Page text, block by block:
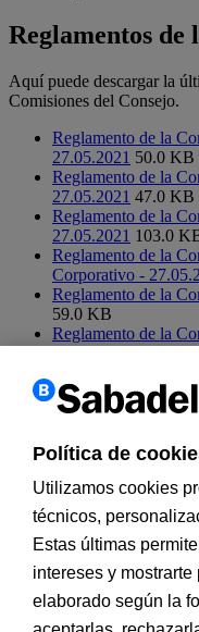
Reglamentos de
Aquí puede descargar la
Comisiones del Consejo.
Reglamento de la
27.05.2021 50.0 KB
Reglamento de la
27.05.2021 47.0 KB
Reglamento de la
27.05.2021 103.0
Reglamento de la
Corporativo -
Reglamento de la
59.0 KB
Reglamento de la
servicios y personalizar y
ofrecer publicidad. Si
en nuestra política de
Política de
Utilizamos cookies
técnicos,
Estas últimas
intereses y
elaborado según la